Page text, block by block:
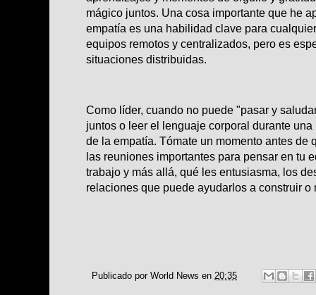
mágico juntos. Una cosa importante que he
empatía es una habilidad clave para
equipos remotos y centralizados, pero es
situaciones distribuidas.
Como líder, cuando no puede "pasar y
juntos o leer el lenguaje corporal durante
de la empatía. Tómate un momento antes de
las reuniones importantes para pensar en tu
trabajo y más allá, qué les entusiasma, los
relaciones que puede ayudarlos a construir o
Publicado por World News en 20:35